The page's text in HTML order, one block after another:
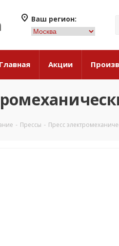
Ваш регион:
Главная Акции
- Прессы - Пресс